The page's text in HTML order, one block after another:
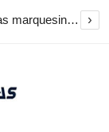
El Ayuntamiento inicia la restauración de las marquesinas de Plaza Esteve para volver a instalarlas en el centro de Jerez ›